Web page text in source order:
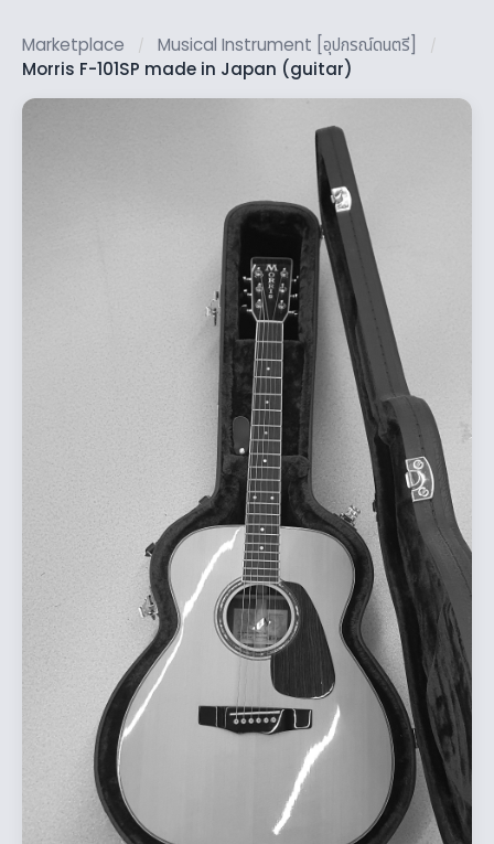
Marketplace / Musical Instrument [อุปกรณ์ดนตรี] /
Morris F-101SP made in Japan (guitar)